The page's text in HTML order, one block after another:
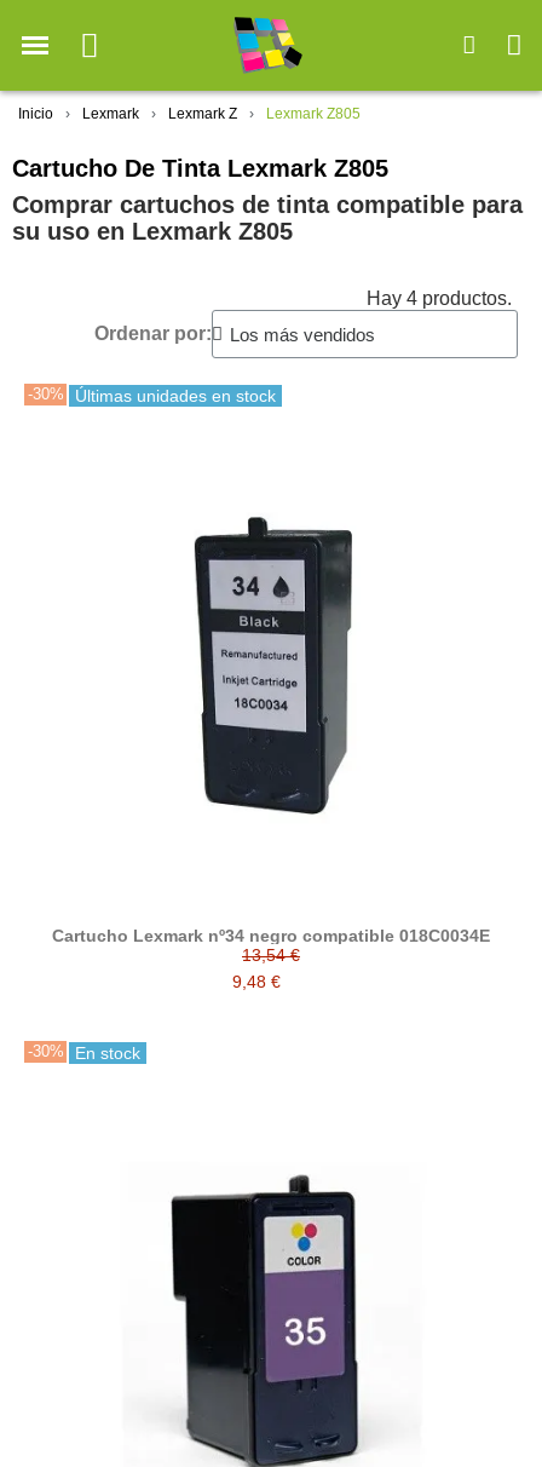
Inicio Lexmark Lexmark Z Lexmark Z805
Cartucho De Tinta Lexmark Z805
Comprar cartuchos de tinta compatible para
su uso en Lexmark Z805
Hay 4 productos.
Ordenar por:
-30% Últimas unidades en stock
Cartucho Lexmark nº34 negro compatible 018C0034E
13,54 €
9,48 €
-30% En stock